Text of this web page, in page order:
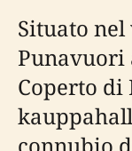
Situato
Punavuori
Coperto